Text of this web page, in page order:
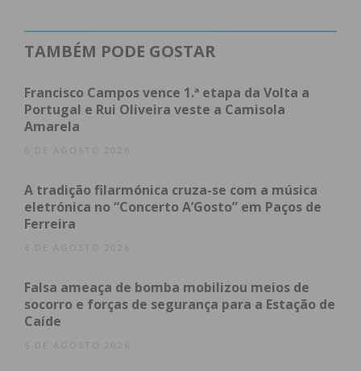
Imediato
Assine nossa newsletter por e-mail e
obtenha de forma regular a informação
TAMBÉM PODE GOSTAR
Francisco Campos vence 1.ª etapa da Volta a
Portugal e Rui Oliveira veste a Camisola
Amarela
6 DE AGOSTO 2026
A tradição filarmónica cruza-se com a música
eletrónica no “Concerto A’Gosto” em Paços de
Ferreira
6 DE AGOSTO 2026
Falsa ameaça de bomba mobilizou meios de
socorro e forças de segurança para a Estação de
Caíde
6 DE AGOSTO 2026